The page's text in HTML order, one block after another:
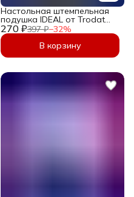
270 ₽397 ₽−32%
Настольная штемпельная
подушка IDEAL от Trodat
размером 70х110мм Чёрная
В корзину